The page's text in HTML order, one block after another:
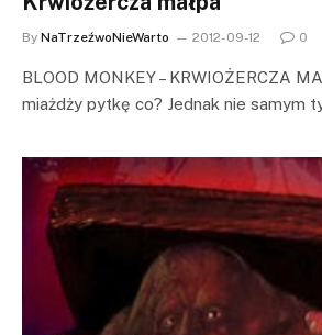
By NaTrzeźwoNieWarto 2012-09-12 0
BLOOD MONKEY – KRWIOŻERCZA
miażdży pytkę co? Jednak nie samym